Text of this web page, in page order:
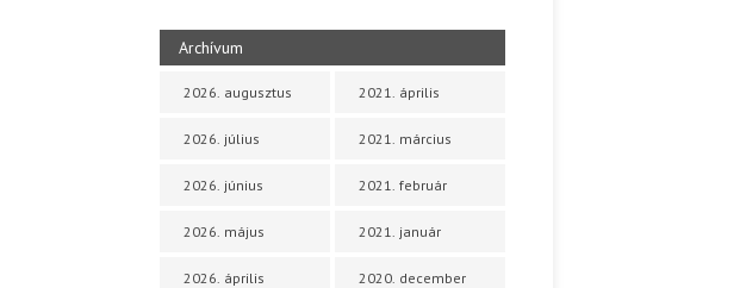
Archívum
2026. augusztus
2026. július
2026. június
2026. május
2026. április
2021. április
2021. március
2021. február
2021. január
2020. december